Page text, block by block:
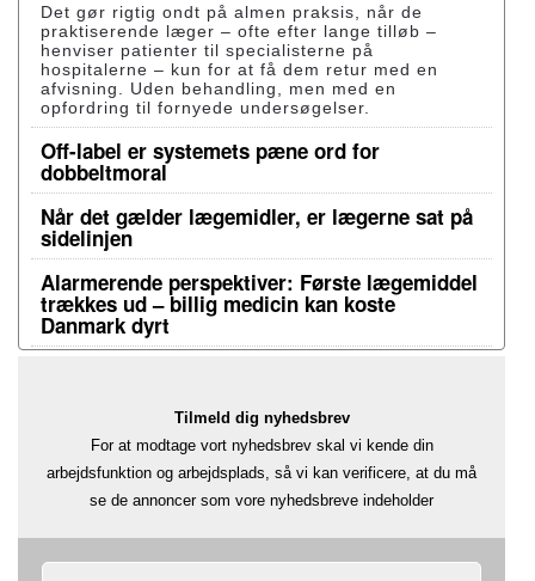
Det gør rigtig ondt på almen praksis, når de
praktiserende læger – ofte efter lange tilløb –
henviser patienter til specialisterne på
hospitalerne – kun for at få dem retur med en
afvisning. Uden behandling, men med en
opfordring til fornyede undersøgelser.
Off-label er systemets pæne ord for
dobbeltmoral
Når det gælder lægemidler, er lægerne sat på
sidelinjen
Alarmerende perspektiver: Første lægemiddel
trækkes ud – billig medicin kan koste
Danmark dyrt
Tilmeld dig nyhedsbrev
For at modtage vort nyhedsbrev skal vi kende din
arbejdsfunktion og arbejdsplads, så vi kan verificere, at du må
se de annoncer som vore nyhedsbreve indeholder